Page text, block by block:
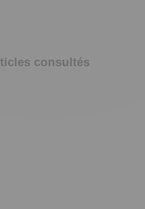
consultés